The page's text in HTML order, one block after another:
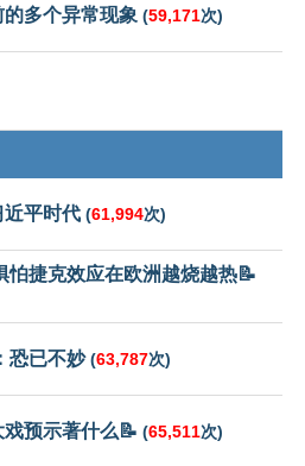
的多个异常现象 (59,171次)
近平时代 (61,994次)
怕捷克效应在欧洲越烧越热📝
恐已不妙(63,787次)
预示著什么📝 (65,511次)